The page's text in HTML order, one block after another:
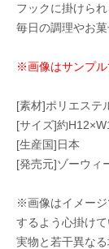
フックに掛けら
毎日の調理やお
※画像はサンプル
[素材]ポリエステ
[サイズ]約
[生産国]日本
[発売元]ゾーウィ
※画像はイメージ
するよう心掛け
実物と若干異なる